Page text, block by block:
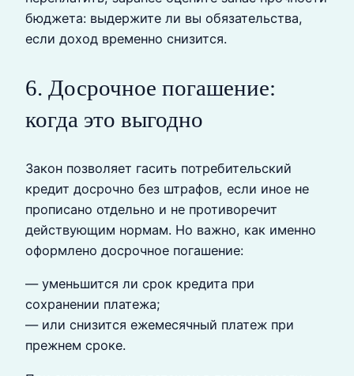
бюджета: выдержите ли вы обязательства,
если доход временно снизится.
6. Досрочное погашение:
когда это выгодно
Закон позволяет гасить потребительский
кредит досрочно без штрафов, если иное не
прописано отдельно и не противоречит
действующим нормам. Но важно, как именно
оформлено досрочное погашение:
— уменьшится ли срок кредита при
сохранении платежа;
— или снизится ежемесячный платеж при
прежнем сроке.